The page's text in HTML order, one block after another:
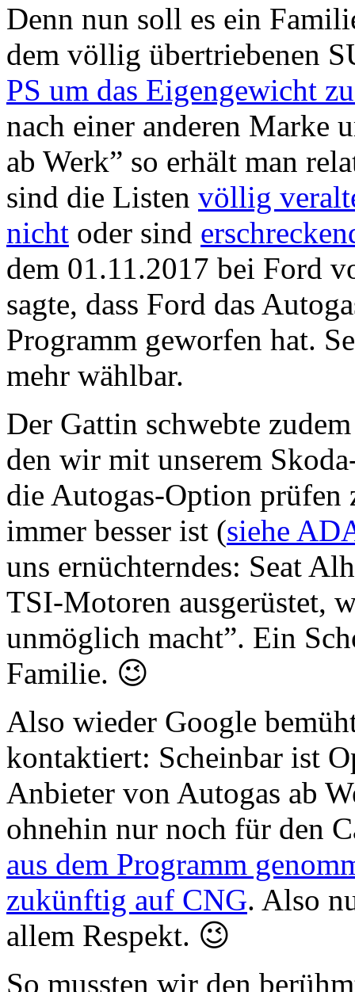
Denn nun soll es ein
dem völlig übertriebenen
PS um das Eigengewicht
nach einer anderen Marke
ab Werk” so erhält man
sind die Listen völlig
nicht oder sind
dem 01.11.2017 bei Ford
sagte, dass Ford das
Programm geworfen hat.
mehr wählbar.
Der Gattin schwebte
den wir mit unserem
die Autogas-Option prüfen
immer besser ist (siehe
uns ernüchterndes: Seat
TSI-Motoren ausgerüstet,
unmöglich macht”. Ein
Familie. 😉
Also wieder Google
kontaktiert: Scheinbar ist
Anbieter von Autogas ab
ohnehin nur noch für den
aus dem Programm
zukünftig auf CNG. Also
allem Respekt. 😉
So mussten wir den